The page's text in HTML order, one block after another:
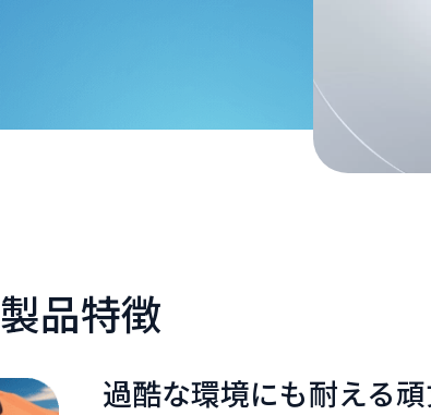
製品特徴
過酷な環境にも耐える